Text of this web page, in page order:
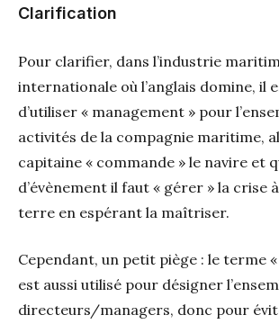
Clarification
Pour clarifier, dans l’industrie
internationale où l’anglais domine, il
d’utiliser « management » pour
activités de la compagnie maritime,
capitaine « commande » le navire et
d’évènement il faut « gérer » la crise
terre en espérant la maîtriser.
Cependant, un petit piège : le terme
est aussi utilisé pour désigner
directeurs/managers, donc pour